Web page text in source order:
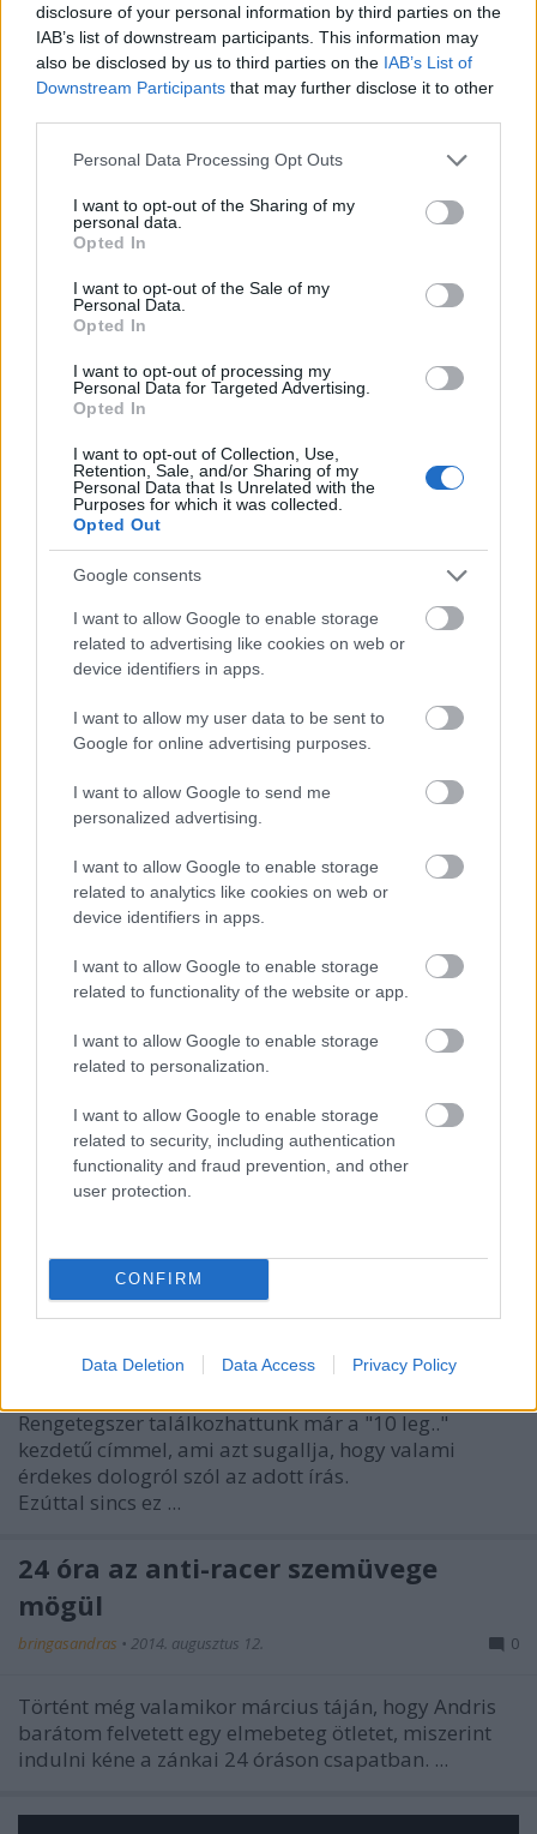
disclosure of your personal information by third parties on the
IAB’s list of downstream participants. This information may
also be disclosed by us to third parties on the IAB’s List of
Downstream Participants that may further disclose it to other
Please note that this website/app uses one or more Google
not limited to your visit or usage behaviour. You may click to
grant or deny consent to Google and its third-party tags to
use your data for below specified purposes in below Google
consent section.
Personal Data Processing Opt Outs
I want to opt-out of the Sharing of my
personal data.
Opted In
I want to opt-out of the Sale of my
Personal Data.
Opted In
I want to opt-out of processing my
Personal Data for Targeted Advertising.
Opted In
I want to opt-out of Collection, Use,
Retention, Sale, and/or Sharing of my
Personal Data that Is Unrelated with the
Purposes for which it was collected.
Opted Out
Google consents
I want to allow Google to enable storage
related to advertising like cookies on web or
device identifiers in apps.
I want to allow my user data to be sent to
Google for online advertising purposes.
I want to allow Google to send me
personalized advertising.
I want to allow Google to enable storage
related to analytics like cookies on web or
device identifiers in apps.
I want to allow Google to enable storage
related to functionality of the website or app.
I want to allow Google to enable storage
related to personalization.
I want to allow Google to enable storage
related to security, including authentication
functionality and fraud prevention, and other
user protection.
CONFIRM
Data Deletion Data Access Privacy Policy
Megint eltelt egy év
bringasandras•2014. december 31.
bringázás ideje, amit már az Isten se tudja mióta
SógorCross
bringasandras• 2014. december 03.
A hosszú versenyzésmentes időszakot saját
szórakoztatásra néha megtöröm egy-egy
feltétlenül egy adott ...
Hogy áll a hazai XCO helyzet?
bringasandras
A hazai versenyrendszer témában a Bikemagra írt
múltkori bejegyzésembenkissé szomorúan
tapasztaltam az információáramlás hiányát, ami ...
Mai bringázás - Lugos-tető XCO
pályabejárás
Mayer Balázs•2014. augusztus 17.
Ezt a 10 dolgot inkább ne edd
kerékpározás közben!
bringasandras •2014. augusztus 15.
Rengetegszer találkozhattunk már a "10 leg.."
kezdetű címmel, ami azt sugallja, hogy valami
érdekes dologról szól az adott írás.
Ezúttal sincs ez ...
24 óra az anti-racer szemüvege
mögül
bringasandras • 2014. augusztus 12. 0
Történt még valamikor március táján, hogy Andris
barátom felvetett egy elmebeteg ötletet, miszerint
indulni kéne a zánkai 24 óráson csapatban. ...